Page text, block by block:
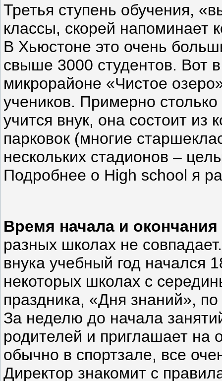
Третья ступень обучения,
классы, скорей
В Хьюстоне это очень
свыше 3000 студентов. Вот
микрорайоне «Чистое
учеников. Примерно
учится внук, она состоит из
парковок (многие
нескольких стадионов –
Подробнее о High school я
Время начала и окончания
разных школах не
внука учебный год начался
некоторых школах с
праздника, «Дня знаний»,
За неделю до начала
родителей и приглашает
обычно в спортзале, все
Директор знакомит с